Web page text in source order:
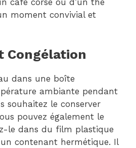
moment convivial et
Congélation
dans une boîte
ambiante pendant
souhaitez le conserver
pouvez également le
le dans du film plastique
contenant hermétique. Il